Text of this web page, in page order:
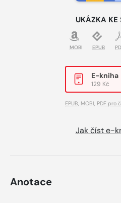
UKÁZKA KE
MOBI EPUB
E-kniha
129 Kč
EPUB MOBI PDF pro
Jak číst e-
Anotace